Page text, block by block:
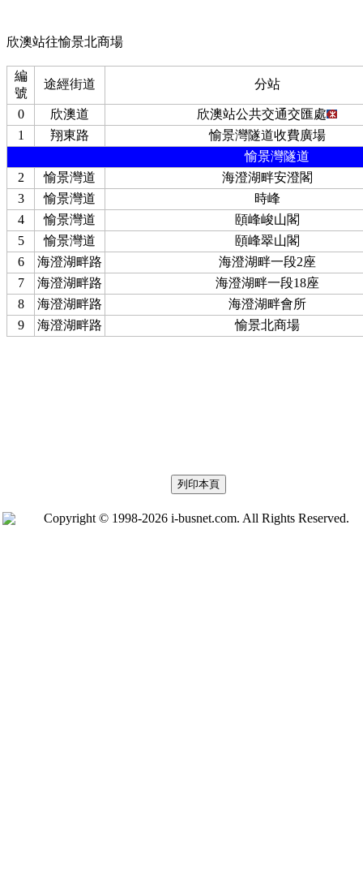
欣澳站往愉景北商場
編
號
途經街道 分站
0 欣澳道
欣澳站公共交通交匯處
1
翔東路
愉景灣隧道收費廣場
愉景灣隧道
2
愉景灣道
海澄湖畔安澄閣
3
愉景灣道
時峰
4
愉景灣道
頤峰峻山閣
5
愉景灣道
頤峰翠山閣
6
海澄湖畔路
海澄湖畔一段2座
7
海澄湖畔路
海澄湖畔一段18座
8
海澄湖畔路
海澄湖畔會所
9
海澄湖畔路 愉景北商場
Copyright © 1998-2026 i-busnet.com. All Rights Reserved.